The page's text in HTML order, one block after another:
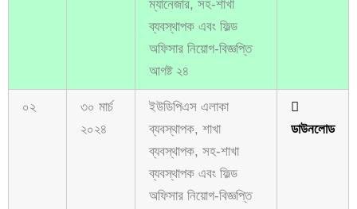
ম্যানেজার, সহ-শাখা
ব্যবস্থাপক এবং ফিল্ড
অফিসার নিয়োগ-বিজ্ঞপ্তি
আগষ্ট ২৪
০২
৩০ মার্চ
২০২৪
ইউডিপিএস এলাকা
ব্যবস্থাপক, শাখা
ব্যবস্থাপক, সহ-শাখা
ব্যবস্থাপক এবং ফিল্ড
অফিসার নিয়োগ-বিজ্ঞপ্তি
ডাউনলোড